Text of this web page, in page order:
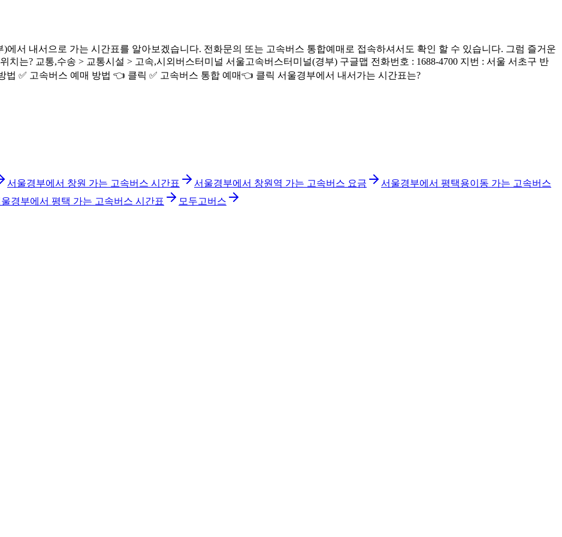
서 내서으로 가는 시간표를 알아보겠습니다. 전화문의 또는 고속버스 통합예매로 접속하셔서도 확인 할 수 있습니다. 그럼 즐거운
치는? 교통,수송 > 교통시설 > 고속,시외버스터미널 서울고속버스터미널(경부) 구글맵 전화번호 : 1688-4700 지번 : 서울 서초구 반
법 ✅ 고속버스 예매 방법 👈 클릭 ✅ 고속버스 통합 예매👈 클릭 서울경부에서 내서가는 시간표는?
서울경부에서 창원 가는 고속버스 시간표 서울경부에서 창원역 가는 고속버스 요금
서울경부에서 평택용이동 가는 고속버스
경부에서 평택 가는 고속버스 시간표 모두고버스